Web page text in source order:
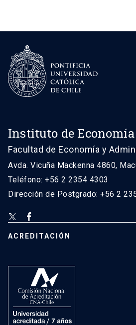
Instituto de Economía
Facultad de Economía y
Avda. Vicuña Mackenna 4860,
Teléfono: +56 2 2354 4303
Dirección de Postgrado: +56 2
ACREDITACIÓN